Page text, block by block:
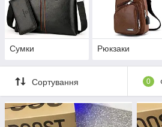
Сумки Рюкзаки
Сортування 0